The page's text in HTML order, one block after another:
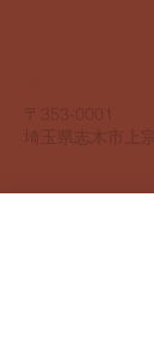
​〒353-0001
埼玉県志木市上